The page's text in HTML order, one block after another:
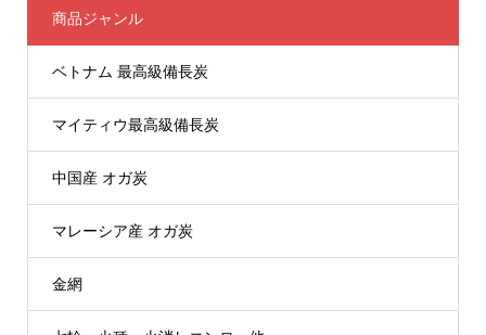
商品ジャンル
ベトナム 最高級備長炭
マイティウ最高級備長炭
中国産 オガ炭
マレーシア産 オガ炭
金網